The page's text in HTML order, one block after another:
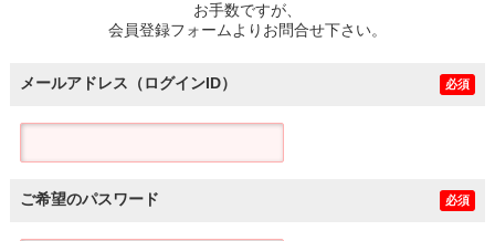
お手数ですが、
会員登録フォームよりお問合せ下さい。
メールアドレス（ログインID） 必須
ご希望のパスワード 必須